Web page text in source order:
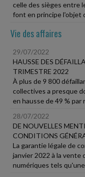
celle des sièges entre
font en principe l'objet
Vie des affaires
29/07/2022
HAUSSE DES
TRIMESTRE 2022
À plus de 9 800
collectives a presque
en hausse de 49 % par
28/07/2022
DE NOUVELLES
CONDITIONS
La garantie légale de
janvier 2022 à la vente
numériques tels